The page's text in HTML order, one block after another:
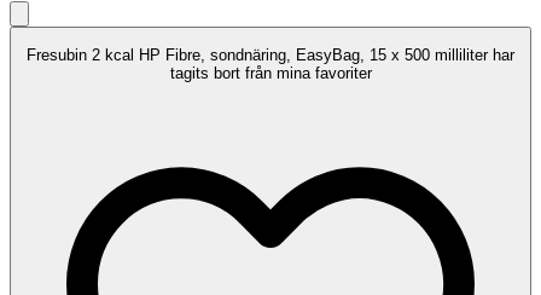
Fresubin 2 kcal HP Fibre, sondnäring, EasyBag, 15 x 500 milliliter har
tagits bort från mina favoriter